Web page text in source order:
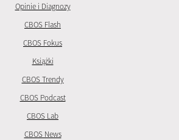
Opinie i Diagnozy
CBOS Flash
CBOS Fokus
Książki
CBOS Trendy
CBOS Podcast
CBOS Lab
CBOS News